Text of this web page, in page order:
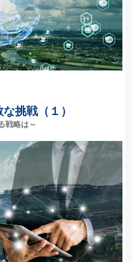
挑戦（１）
戦略は～